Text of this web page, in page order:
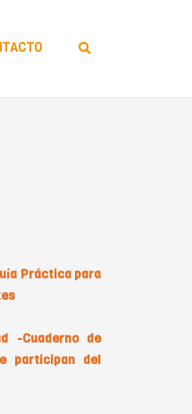
Práctica para
-Cuaderno de
participan del